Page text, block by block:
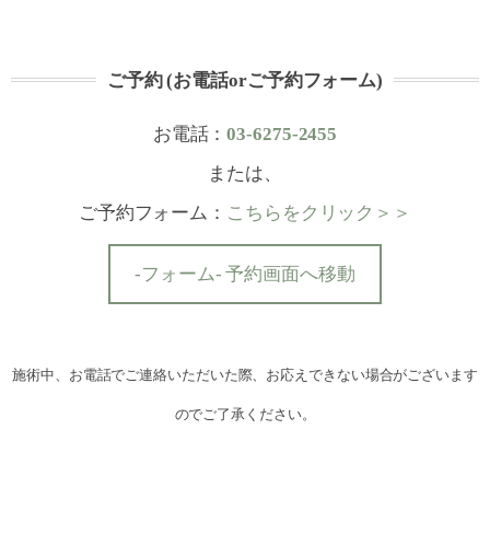
ご予約 (お電話orご予約フォーム)
お電話：03-6275-2455
または、
ご予約フォーム： こちらをクリック＞＞
-フォーム- 予約画面へ移動
施術中、お電話でご連絡いただいた際、お応えできない場合がございます
のでご了承ください。